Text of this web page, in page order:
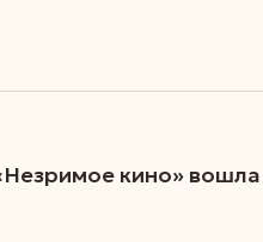
кино»